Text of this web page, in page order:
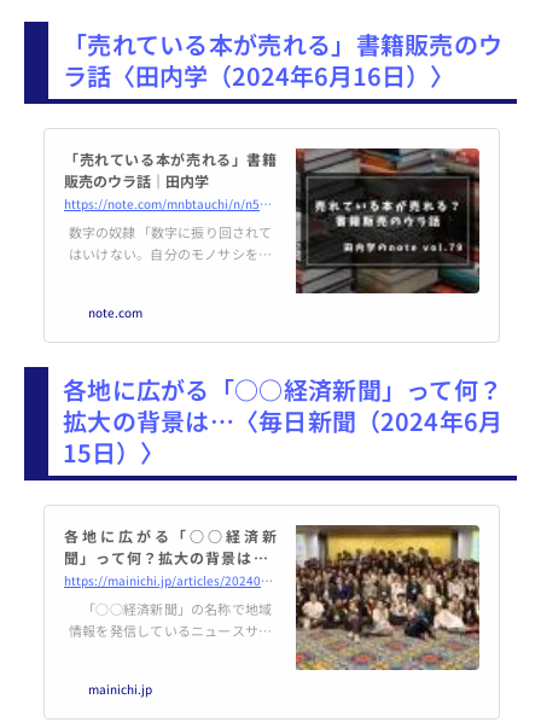
す。 ここでは、出版社向けにBoo
kCellarの利用メリットをご案内し
ます。 ※記事内では、発注アカウ
ントをもつ書店・小売店を総称し
て「書店」と呼びます 出版社がB
受注管...
「売れている本が売れる」書籍販売のウ
ラ話〈田内学（2024年6月16日）〉
「売れている本が売れる」書籍
販売のウラ話｜田内学
https://note.com/mnbtauchi/n/n583cb44f4014
数字の奴隷 「数字に振り回されて
はいけない。自分のモノサシを持
に振り回されちゃいけない
し、”いいね”の数に振り回され
る目的は何かを考えて欲しいとい
うメッセージである。 しかしなが
ら、数字に振り回されない方法を
僕に聞くのは、どうかやめてほし
い。 いったい、僕を誰だと思って
note.com
各地に広がる「○○経済新聞」って何？
拡大の背景は…〈毎日新聞（2024年6月
15日）〉
各地に広がる「○○経済新
聞」って何？拡大の背景は… |
毎日新聞
https://mainichi.jp/articles/20240613/k00/00m/020/116000c
「○○経済新聞」の名称で地域
情報を発信しているニュースサイ
ブメディアは横につながり「1日
最低1本の記事を配信」という共
mainichi.jp